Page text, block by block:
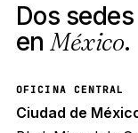
Dos sedes
enMéxico.
OFICINA CENTRAL
Ciudad de